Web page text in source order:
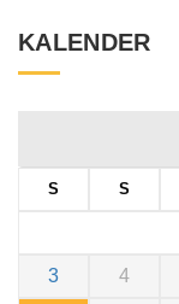
KALENDER
S S
3 4